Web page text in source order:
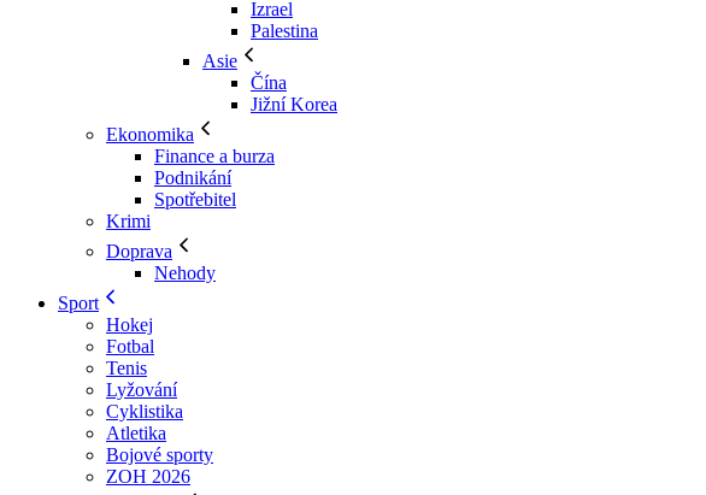
Izrael
Palestina
Asie
Čína
Jižní Korea
Ekonomika
Finance a burza
Podnikání
Spotřebitel
Krimi
Doprava
Nehody
Sport
Hokej
Fotbal
Tenis
Lyžování
Cyklistika
Atletika
Bojové sporty
ZOH 2026